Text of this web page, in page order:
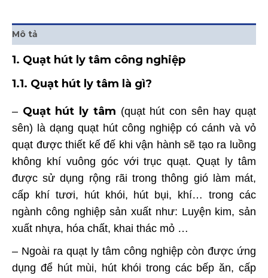
Mô tả
1. Quạt hút ly tâm công nghiệp
1.1. Quạt hút ly tâm là gì?
– Quạt hút ly tâm (quạt hút con sên hay quạt
sên) là dạng quạt hút công nghiệp có cánh và vỏ
quạt được thiết kế đế khi vận hành sẽ tạo ra luồng
không khí vuông góc với trục quạt. Quạt ly tâm
được sử dụng rộng rãi trong thông gió làm mát,
cấp khí tươi, hút khói, hút bụi, khí… trong các
ngành công nghiệp sản xuất như: Luyện kim, sản
xuất nhựa, hóa chất, khai thác mỏ …
– Ngoài ra quạt ly tâm công nghiệp còn được ứng
dụng để hút mùi, hút khói trong các bếp ăn, cấp